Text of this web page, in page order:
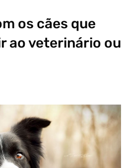
os cães que
ao veterinário ou